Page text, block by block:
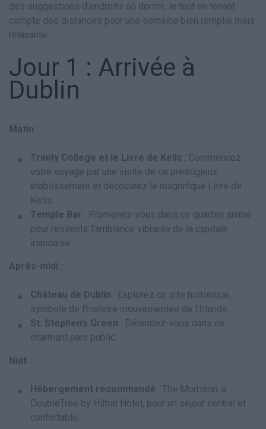
des suggestions d’endroits où dormir, le tout en tenant
compte des distances pour une semaine bien remplie mais
relaxante.
Jour 1 : Arrivée à
Dublin
Matin :
Trinity College et le Livre de Kells : Commencez
votre voyage par une visite de ce prestigieux
établissement et découvrez le magnifique Livre de
Kells.
Temple Bar : Promenez-vous dans ce quartier animé
pour ressentir l’ambiance vibrante de la capitale
irlandaise.
Après-midi :
Château de Dublin : Explorez ce site historique,
symbole de l’histoire mouvementée de l’Irlande.
St. Stephen’s Green : Détendez-vous dans ce
charmant parc public.
Nuit :
Hébergement recommandé : The Morrison, a
DoubleTree by Hilton Hotel, pour un séjour central et
confortable.